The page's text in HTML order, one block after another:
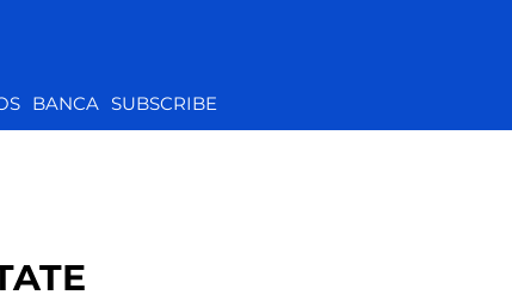
BANCA SUBSCRIBE